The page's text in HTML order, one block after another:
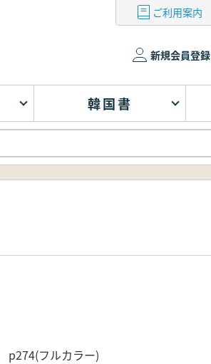
ご利用案内
新規会員登録
韓国書
フルカラー)